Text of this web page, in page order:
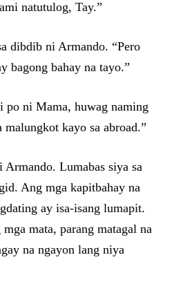
natutulog, Tay.”
dibdib ni Armando. “Pero
bagong bahay na tayo.”
po ni Mama, huwag naming
kayo sa abroad.”
Lumabas siya sa
Ang mga kapitbahay na
ay isa-isang lumapit.
mata, parang matagal na
na ngayon lang niya